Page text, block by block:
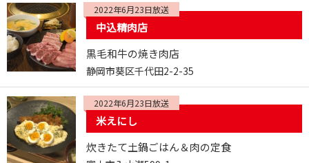
2022年6月23日放送
中込精肉店
黒毛和牛の焼き肉店
静岡市葵区千代田2-2-35
2022年6月23日放送
米えにし
炊きたて土鍋ごはん＆肉の定食